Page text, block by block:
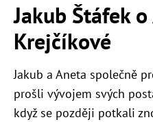
Jakub Štáfek
Krejčíkové
Jakub a Aneta společně
prošli vývojem svých
když se později potkali